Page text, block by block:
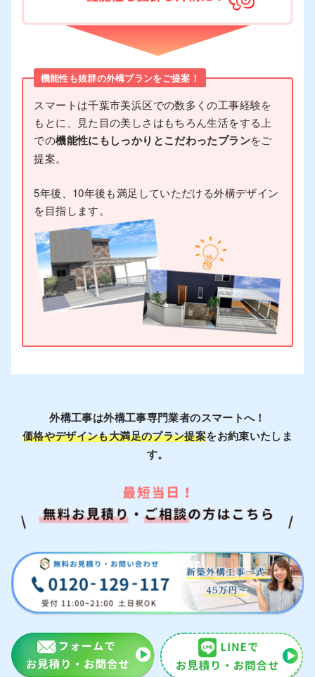
機能性も抜群の外構プランをご提案！
スマートは千葉市美浜区での数多くの工事経験を
もとに、見た目の美しさはもちろん生活をする上
での機能性にもしっかりとこだわったプランをご
提案。
5年後、10年後も満足していただける外構デザイン
を目指します。
外構工事は外構工事専門業者のスマートへ！
価格やデザインも大満足のプラン提案をお約束いたしま
す。